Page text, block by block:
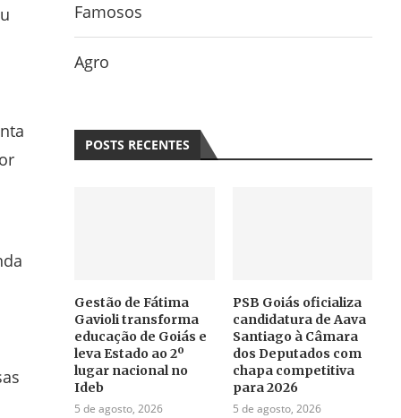
Famosos
Agro
POSTS RECENTES
Gestão de Fátima
Gavioli transforma
educação de Goiás e
leva Estado ao 2º
lugar nacional no
Ideb
5 de agosto, 2026
PSB Goiás oficializa
candidatura de Aava
Santiago à Câmara
dos Deputados com
chapa competitiva
para 2026
5 de agosto, 2026